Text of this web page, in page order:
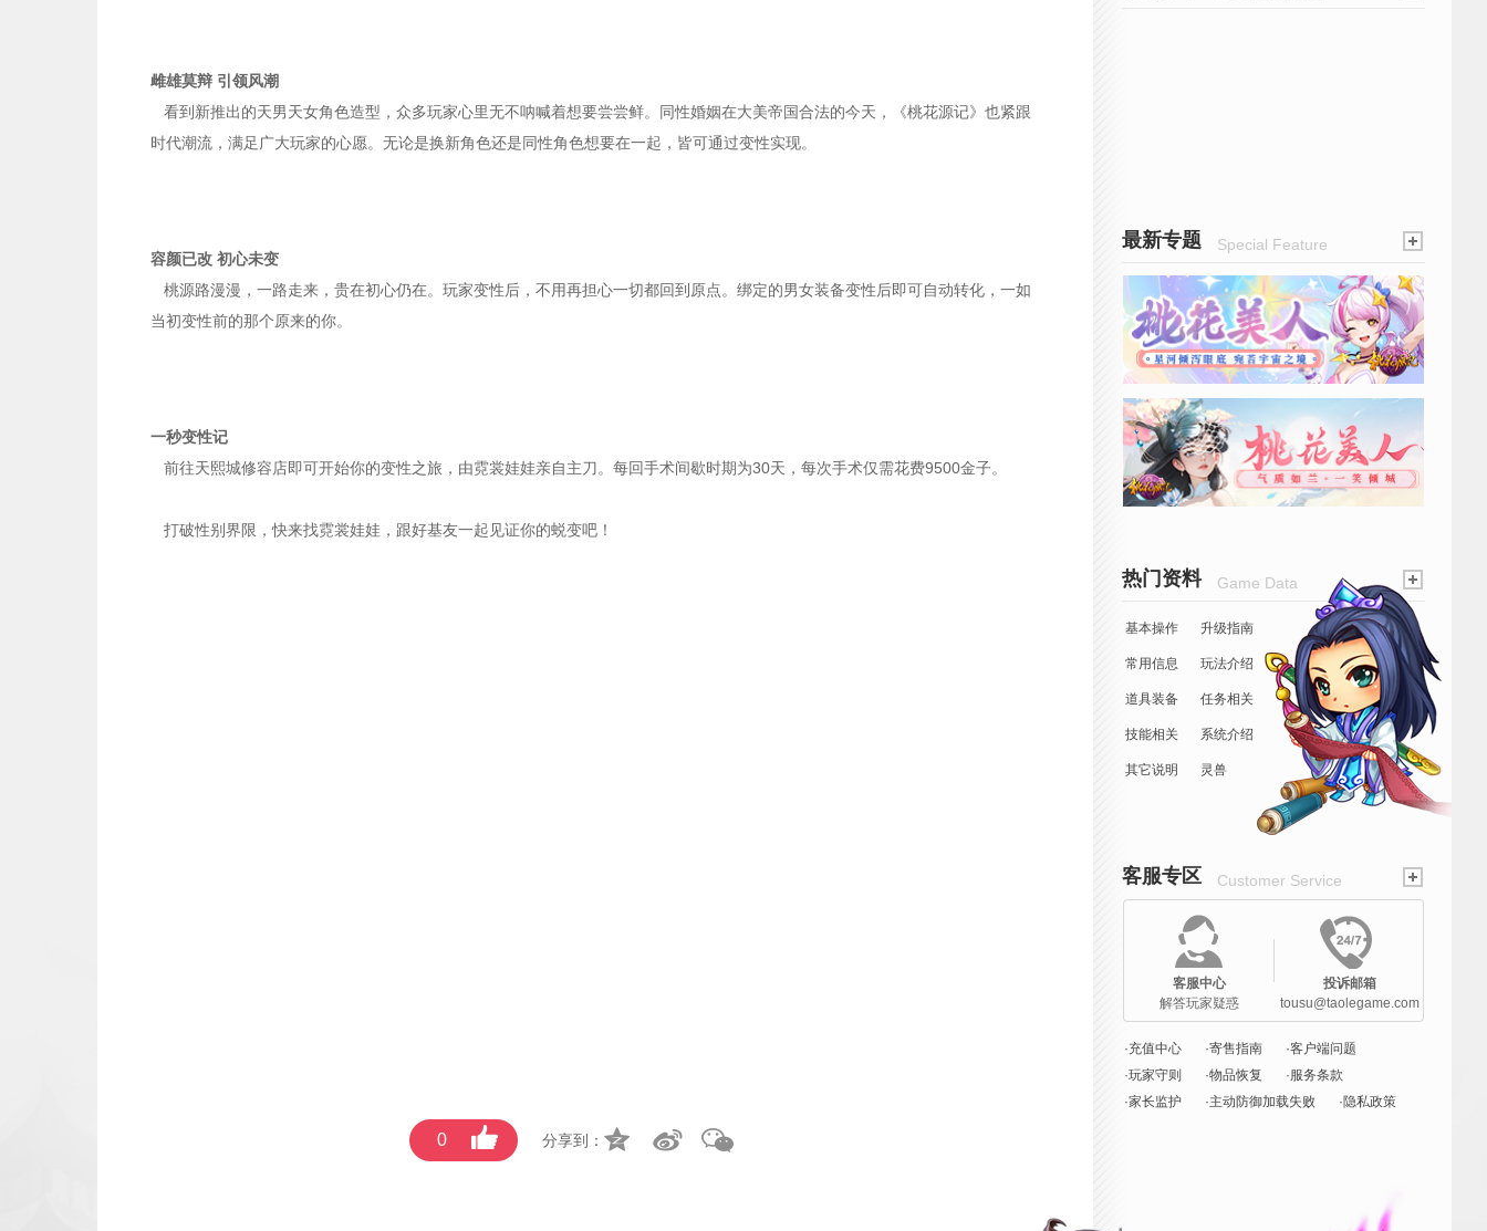
雌雄莫辩 引领风潮
看到新推出的天男天女角色造型，众多玩家心里无不呐喊着想要尝尝鲜。同性婚姻在大美帝国合法的今天，《桃花源记》也紧跟
时代潮流，满足广大玩家的心愿。无论是换新角色还是同性角色想要在一起，皆可通过变性实现。
容颜已改 初心未变
桃源路漫漫，一路走来，贵在初心仍在。玩家变性后，不用再担心一切都回到原点。绑定的男女装备变性后即可自动转化，一如
当初变性前的那个原来的你。
一秒变性记
前往天熙城修容店即可开始你的变性之旅，由霓裳娃娃亲自主刀。每回手术间歇时期为30天，每次手术仅需花费9500金子。
打破性别界限，快来找霓裳娃娃，跟好基友一起见证你的蜕变吧！
0 分享到：
最新专题 Special Feature
热门资料 Game Data
基本操作 升级指南
常用信息 玩法介绍
道具装备 任务相关
技能相关 系统介绍
其它说明 灵兽
客服专区 Customer Service
客服中心
解答玩家疑惑
投诉邮箱
tousu@taolegame.com
·充值中心 ·寄售指南
·客户端问题
·玩家守则
·物品恢复
·服务条款
·家长监护
·主动防御加载失败 ·隐私政策